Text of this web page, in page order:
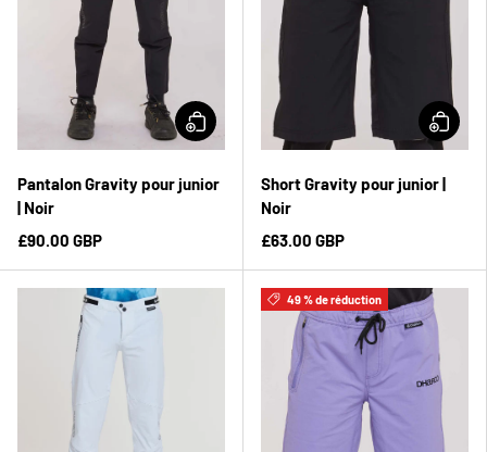
Pantalon Gravity pour junior
| Noir
£90.00 GBP
Short Gravity pour junior |
Noir
£63.00 GBP
49 % de réduction